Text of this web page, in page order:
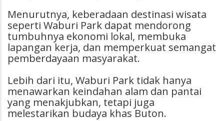
Menurutnya, keberadaan destinasi wisata
seperti Waburi Park dapat mendorong
tumbuhnya ekonomi lokal, membuka
lapangan kerja, dan memperkuat semangat
pemberdayaan masyarakat.
Lebih dari itu, Waburi Park tidak hanya
menawarkan keindahan alam dan pantai
yang menakjubkan, tetapi juga
melestarikan budaya khas Buton.